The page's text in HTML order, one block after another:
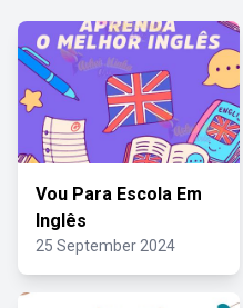
Vou Para Escola Em
Inglês
25 September 2024